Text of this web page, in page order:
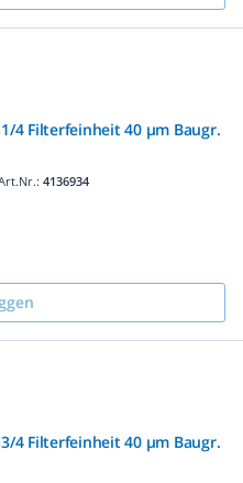
4 Filterfeinheit 40 µm Baugr.
4136934
4 Filterfeinheit 40 µm Baugr.